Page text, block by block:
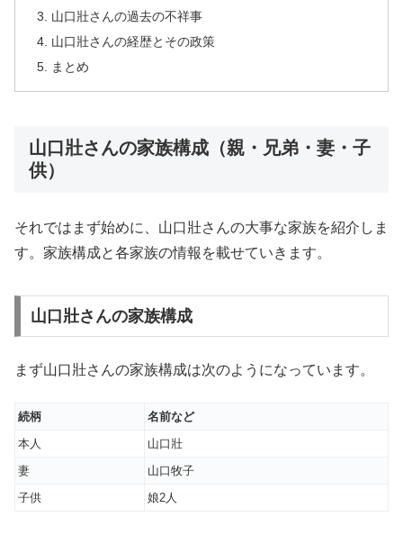
山口壯さんの過去の不祥事
山口壯さんの経歴とその政策
まとめ
山口壯さんの家族構成（親・兄弟・妻・子
供）
それではまず始めに、山口壯さんの大事な家族を紹介しま
す。家族構成と各家族の情報を載せていきます。
山口壯さんの家族構成
まず山口壯さんの家族構成は次のようになっています。
続柄
名前など
本人
山口壯
妻
山口牧子
子供
娘2人